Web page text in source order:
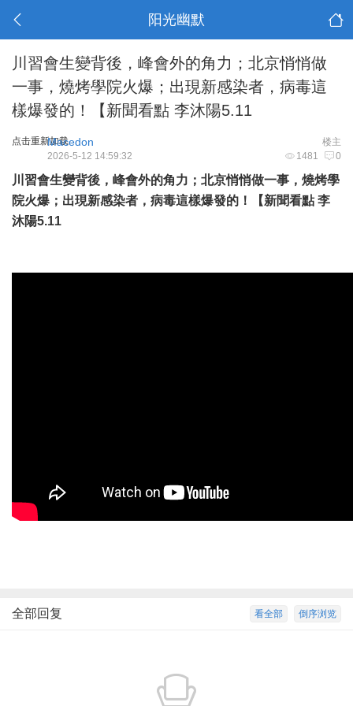
阳光幽默
川習會生變背後，峰會外的角力；北京悄悄做
一事，燒烤學院火爆；出現新感染者，病毒這
樣爆發的！【新聞看點 李沐陽5.11
点击重新加载 楼主
Macedon
1481 0
2026-5-12 14:59:32
川習會生變背後，峰會外的角力；北京悄悄做一事，燒烤學
院火爆；出現新感染者，病毒這樣爆發的！【新聞看點 李
沐陽5.11
倒序浏览
看全部
全部回复